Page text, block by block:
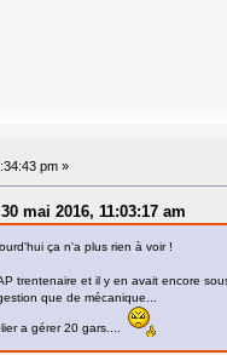
pm »
mai 2016, 11:03:17 am
ça n'a plus rien à voir !
trentenaire et il y en avait encore
que de mécanique...
a gérer 20 gars....